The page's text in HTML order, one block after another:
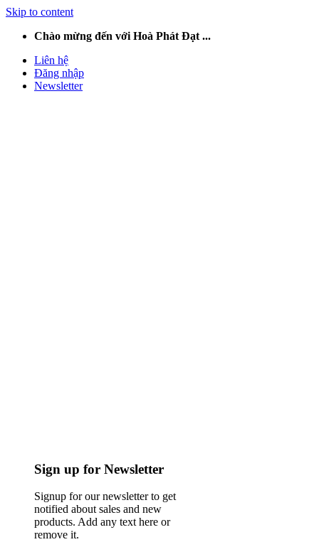
Skip to content
Chào mừng đến với Hoà Phát Đạt ...
Liên hệ
Đăng nhập
Newsletter
Sign up for Newsletter
Signup for our newsletter to get
notified about sales and new
products. Add any text here or
remove it.